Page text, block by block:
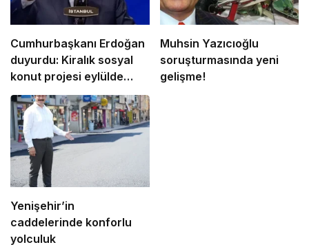
Cumhurbaşkanı Erdoğan
duyurdu: Kiralık sosyal
konut projesi eylülde
başlıyor
Muhsin Yazıcıoğlu
soruşturmasında yeni
gelişme!
Yenişehir’in
caddelerinde konforlu
yolculuk